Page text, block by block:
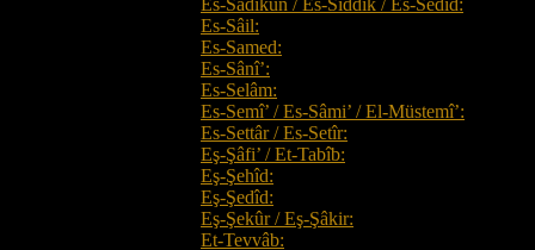
Es-Sâil:
Es-Samed:
Es-Sânî’:
Es-Selâm:
Es-Semî’ / Es-Sâmi’ / El-Müstemî’:
Es-Settâr / Es-Setîr:
Eş-Şâfi’ / Et-Tabîb:
Eş-Şehîd:
Eş-Şedîd:
Eş-Şekûr / Eş-Şâkir:
Et-Tevvâb: